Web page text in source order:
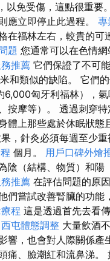
以免受傷，這點很重要。
應立即停止此過程。 專
在福林左右，較貴的可
題 您通常可以在色情
推薦 它們保證了不可
和類似的缺陷。 它們
6,000匈牙利福林），
按摩等）。 透過刺穿
體上那些處於休眠狀態
，針灸必須每週至少
個月。 用戶口碑外燴
陰（結構、物質）和陽
推薦 在評估問題的原
們嘗試改善腎臟的功能
程 這是透過首先去看
西屯體態調整 大量飲酒
響，也會對人際關係產
痛、臉潮紅和流鼻涕。